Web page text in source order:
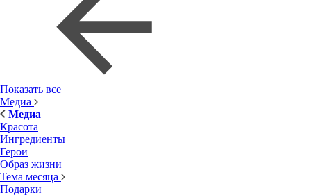
Показать все
Медиа
Медиа
Красота
Ингредиенты
Герои
Образ жизни
Тема месяца
Подарки